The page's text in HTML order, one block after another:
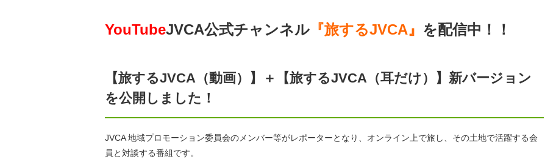
YouTubeJVCA公式チャンネル 『旅するJVCA』 を配信中！！
【旅するJVCA（動画）】＋【旅するJVCA（耳だけ）】新バージョン
を公開しました！
JVCA 地域プロモーション委員会のメンバー等がレポーターとなり、オンライン上で旅し、その土地で活躍する会
員と対談する番組です。